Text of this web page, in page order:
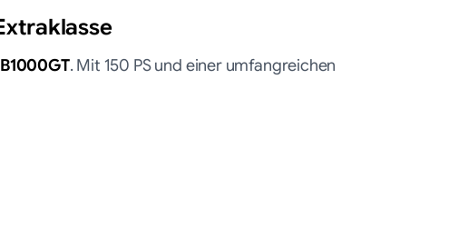
. Mit 150 PS und einer umfangreichen